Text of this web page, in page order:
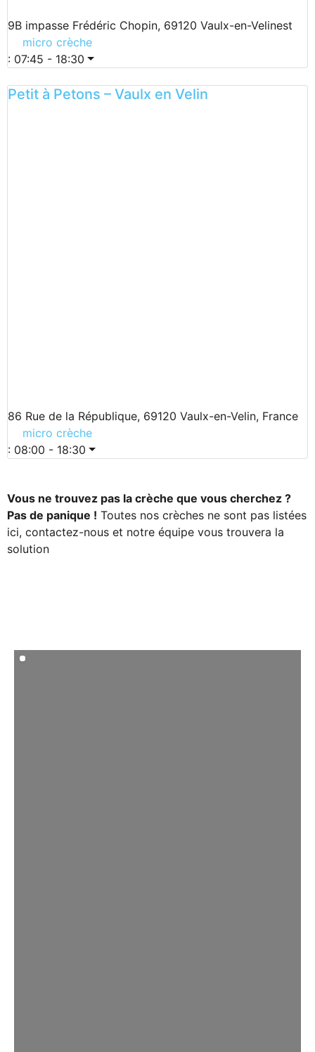
9B impasse Frédéric Chopin, 69120 Vaulx-en-Velinest
micro crèche
: 07:45 - 18:30
Petit à Petons – Vaulx en Velin
86 Rue de la République, 69120 Vaulx-en-Velin, France
micro crèche
: 08:00 - 18:30
Vous ne trouvez pas la crèche que vous cherchez ?
Pas de panique ! Toutes nos crèches ne sont pas listées
ici, contactez-nous et notre équipe vous trouvera la
solution